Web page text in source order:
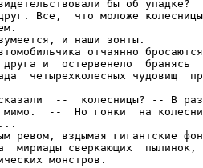
бы об упадке?
Все,  что моложе
и наши зонты.
отчаянно
и  остервенело  бранясь
четырехколесных чудовищ
--  колесницы? -- В
мимо.  --  Но гонки  на
ревом, вздымая гигантские
мириады сверкающих  пылинок,
монстров.